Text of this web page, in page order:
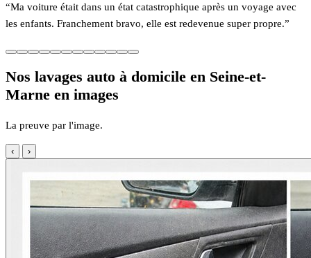
“Ma voiture était dans un état catastrophique après un voyage avec
les enfants. Franchement bravo, elle est redevenue super propre.”
Nos lavages auto à domicile en Seine-et-
Marne en images
La preuve par l'image.
‹ ›